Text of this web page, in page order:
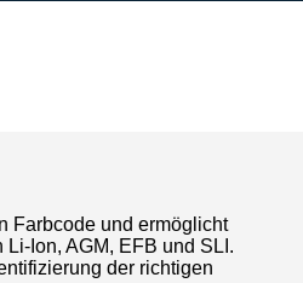
Farbcode und ermöglicht
Ion, AGM, EFB und SLI.
der richtigen